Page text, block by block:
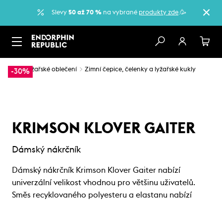
Slevy 50 až 70 % na vybrané produkty zde.🥳
-30%
… Lyžařské oblečení Zimní čepice, čelenky a lyžařské kukly
KRIMSON KLOVER GAITER
Dámský nákrčník
Dámský nákrčník Krimson Klover Gaiter nabízí
univerzální velikost vhodnou pro většinu uživatelů.
Směs recyklovaného polyesteru a elastanu nabízí